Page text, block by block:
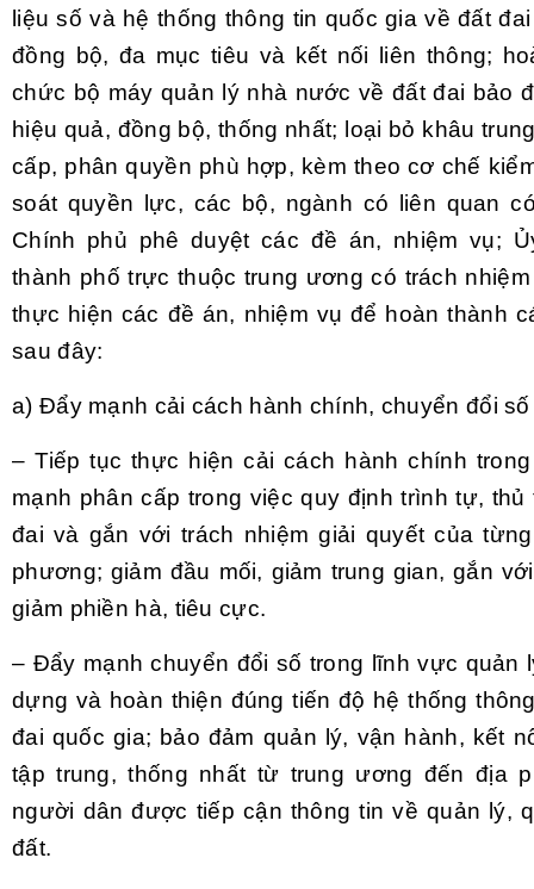
liệu số và hệ thống thông tin quốc gia về đất
đồng bộ, đa mục tiêu và kết nối liên thông;
chức bộ máy quản lý nhà nước về đất đai bảo
hiệu quả, đồng bộ, thống nhất; loại bỏ khâu
cấp, phân quyền phù hợp, kèm theo cơ chế
soát quyền lực, các bộ, ngành có liên quan
Chính phủ phê duyệt các đề án, nhiệm vụ;
thành phố trực thuộc trung ương có trách
thực hiện các đề án, nhiệm vụ để hoàn thành
sau đây:
a) Đẩy mạnh cải cách hành chính, chuyển đổi số
– Tiếp tục thực hiện cải cách hành chính
mạnh phân cấp trong việc quy định trình tự,
đai và gắn với trách nhiệm giải quyết của
phương; giảm đầu mối, giảm trung gian, gắn
giảm phiền hà, tiêu cực.
– Đẩy mạnh chuyển đổi số trong lĩnh vực quản
dựng và hoàn thiện đúng tiến độ hệ thống
đai quốc gia; bảo đảm quản lý, vận hành, kết
tập trung, thống nhất từ trung ương đến địa
người dân được tiếp cận thông tin về quản lý,
đất.